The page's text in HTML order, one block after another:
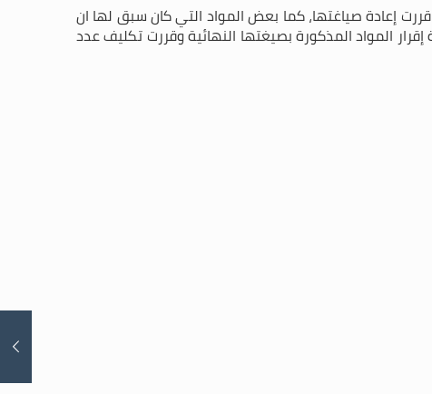
إعادة صياغتها، كما بعض المواد التي كان سبق لها ان
المواد المذكورة بصيغتها النهائية وقررت تكليف عدد